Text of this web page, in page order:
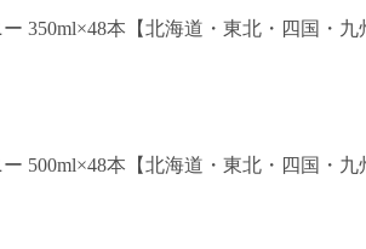
350ml×48本【北海道・東北・四国・
500ml×48本【北海道・東北・四国・